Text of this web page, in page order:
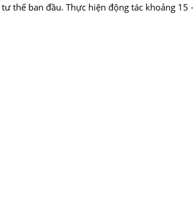
thế ban đầu. Thực hiện động tác khoảng 15